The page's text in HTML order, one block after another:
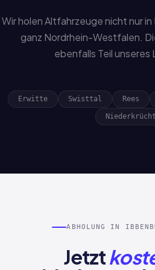
Wir holen Altfahrzeuge nicht nur
ganz Nordrhein-Westfalen.
ebenfalls Teil
Erwitte Swisttal Rees
ABHOLUNG IN
Jetzt